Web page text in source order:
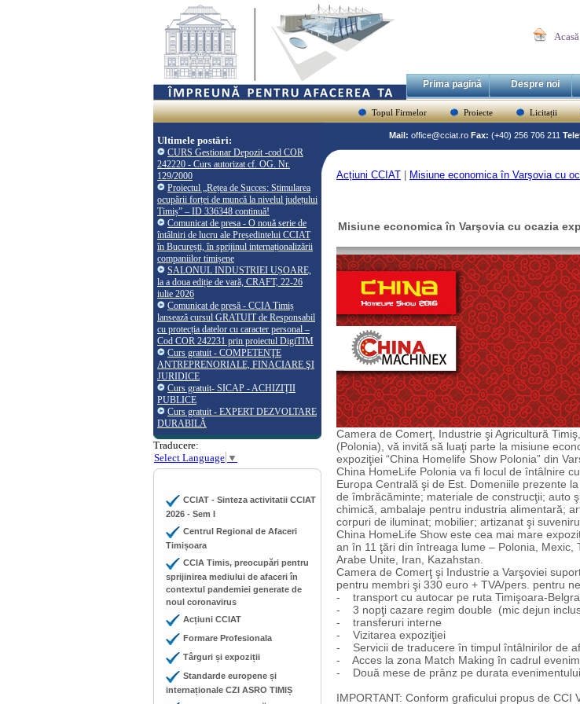
Acasă
Prima pagină Despre noi
Topul Firmelor Proiecte Licitații
Ultimele postări:
CURS Gestionar Depozit -cod COR
242220 - Curs autorizat cf. OG. Nr.
129/2000
Proiectul „Rețea de Succes: Stimularea
ocupării forței de muncă la nivelul județului
Timiș” – ID 336348 continuă!
Comunicat de presa - O nouă serie de
întâlniri de lucru ale Președintelui CCIAT
în București, în sprijinul internaționalizării
companiilor timișene
SALONUL INDUSTRIEI UȘOARE,
la a doua ediție de vară, CRAFT, 22-26
iulie 2026
Comunicat de presă - CCIA Timiș
lansează cursul GRATUIT de Responsabil
cu protecția datelor cu caracter personal –
Cod COR 242231 prin proiectul DigiTIM
Curs gratuit - COMPETENŢE
ANTREPRENORIALE, FINACIARE ŞI
JURIDICE
Curs gratuit- SICAP - ACHIZIŢII
PUBLICE
Curs gratuit - EXPERT DEZVOLTARE
DURABILĂ
Traducere:
Select Language ▼
CCIAT - Sinteza activitatii CCIAT
2026 - Sem I
Centrul Regional de Afaceri
Timișoara
CCIA Timis, preocupări pentru
sprijinirea mediului de afaceri în
contextul pandemiei generate de
noul coronavirus
Acțiuni CCIAT
Formare Profesionala
Târguri și expoziții
Standarde europene și
internaționale CZI ASRO TIMIȘ
Mail: office@cciat.ro Fax: (+40) 256 706 211
Acțiuni CCIAT Misiune economica în Varşovia cu
Misiune economica în Varşovia cu ocazia
Camera de Comerţ, Industrie şi Agricultură
(Polonia), vă invită să luaţi parte la misiune
expoziţiei “China Homelife Show Polonia” din
China HomeLife Polonia va fi locul de întâlnire
Europa Centrală şi de Est. Domeniile prezente
de îmbrăcăminte; materiale de construcţii; auto
chimică, ambalaje pentru industria alimentară;
corpuri de iluminat; mobilier; artizanat şi
China HomeLife Show este cea mai mare
an în 11 ţări din întreaga lume – Polonia, Mexic,
Arabe Unite, Iran, Kazahstan.
Camera de Comerţ şi Industrie a Varşoviei
pentru membri şi 330 euro + TVA/pers. pentru
- transport cu autocar pe ruta Timişoara-
- 3 nopţi cazare regim double (mic dejun
- transferuri interne
- Vizitarea expoziţiei
- Servicii de traducere în timpul întâlnirilor de
- Acces la zona Match Making în cadrul
- Două mese de prânz pe durata
IMPORTANT: Conform graficului propus de